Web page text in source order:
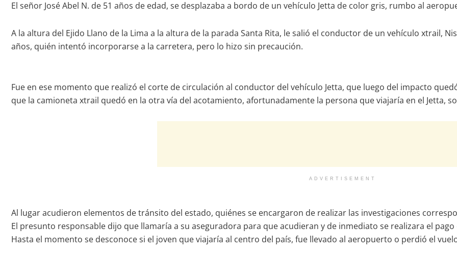
El señor José Abel N. de 51 años de edad, se desplazaba a bordo de un vehículo Jetta de color gris, rumbo al
A la altura del Ejido Llano de la Lima a la altura de la parada Santa Rita, le salió el conductor de un vehículo xtrail,
años, quién intentó incorporarse a la carretera, pero lo hizo sin precaución.
Fue en ese momento que realizó el corte de circulación al conductor del vehículo Jetta, que luego del impacto
que la camioneta xtrail quedó en la otra vía del acotamiento, afortunadamente la persona que viajaría en el Jetta,
ADVERTISEMENT
Al lugar acudieron elementos de tránsito del estado, quiénes se encargaron de realizar las investigaciones
El presunto responsable dijo que llamaría a su aseguradora para que acudieran y de inmediato se realizara el pago
Hasta el momento se desconoce si el joven que viajaría al centro del país, fue llevado al aeropuerto o perdió el